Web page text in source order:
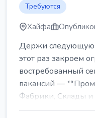
Требуются
Хайфа
Держи следующую
этот раз закроем
востребованный
вакансий —
Фабрики, Склады
заводы** ...